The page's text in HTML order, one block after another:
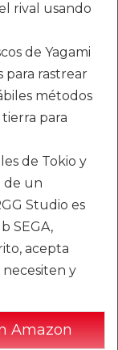
rival usando
de Yagami
para rastrear
métodos
para
de Tokio y
de un
Studio es
SEGA,
acepta
necesiten y
Amazon